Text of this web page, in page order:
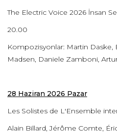
The Electric Voice 2026 İnsan
20.00
Kompozisyonlar: Martin Daske,
Madsen, Daniele Zamboni,
28 Haziran 2026 Pazar
Les Solistes de L'Ensemble
Alain Billard, Jérôme Comte,